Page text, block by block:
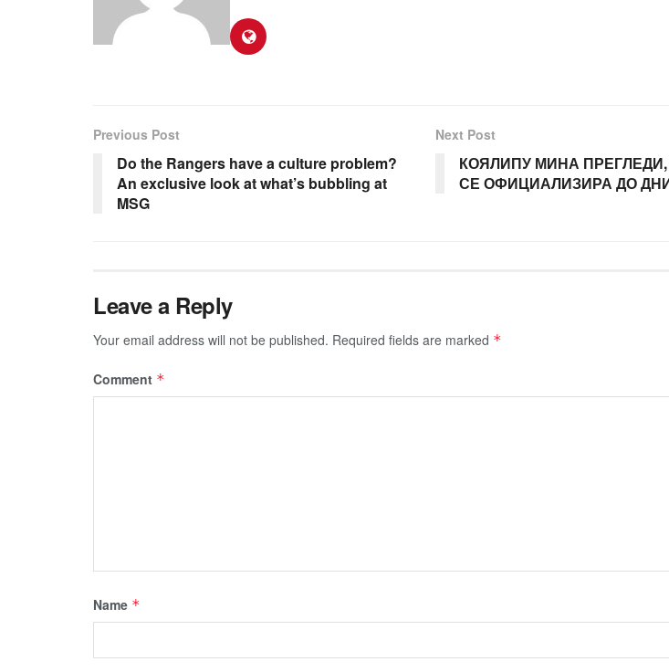
Previous Post
Do the Rangers have a culture problem?
An exclusive look at what’s bubbling at
MSG
Next Post
КОЯЛИПУ МИНА
СЕ ОФИЦИАЛИЗИРА ДО
Leave a Reply
Your email address will not be published. Required fields are marked *
Comment *
Name *